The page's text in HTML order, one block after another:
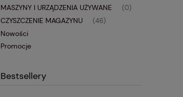
MASZYNY I URZĄDZENIA UŻYWANE (0)
CZYSZCZENIE MAGAZYNU (46)
Nowości
Promocje
Bestsellery